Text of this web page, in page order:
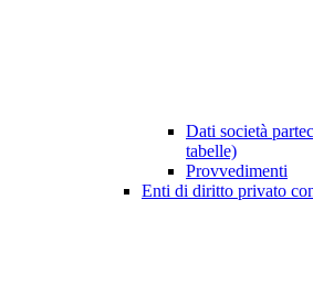
Dati società
tabelle)
Provvedimenti
Enti di diritto privato